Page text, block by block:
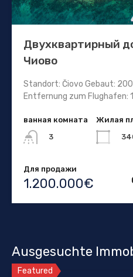
Двухквартирный
Чиово
Standort: Čiovo Gebaut:
Entfernung zum Flughafen:
ванная комната
3
Жилая
Для продажи
1.200.000€
Ausgesuchte
Featured